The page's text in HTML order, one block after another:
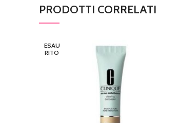
PRODOTTI CORRELATI
ESAU
RITO